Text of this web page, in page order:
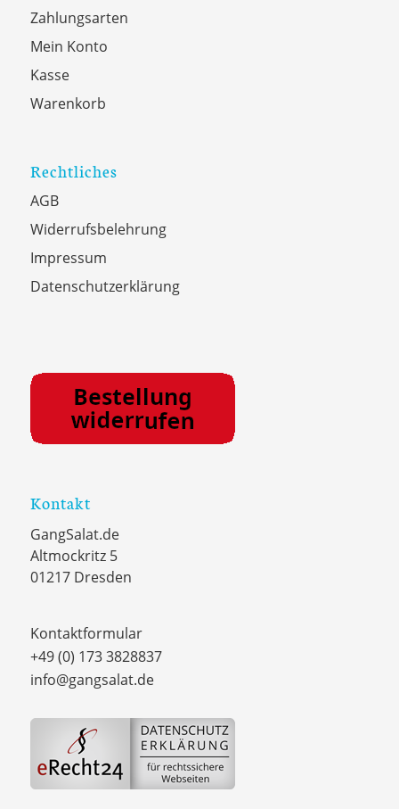
Zahlungsarten
Mein Konto
Kasse
Warenkorb
Rechtliches
AGB
Widerrufsbelehrung
Impressum
Datenschutzerklärung
Kontakt
GangSalat.de
Altmockritz 5
01217 Dresden
Kontaktformular
+49 (0) 173 3828837
info@gangsalat.de